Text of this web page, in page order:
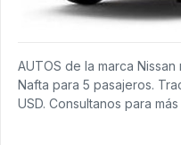
AUTOS de la marca
Nafta para 5 pasajeros.
USD. Consultanos para